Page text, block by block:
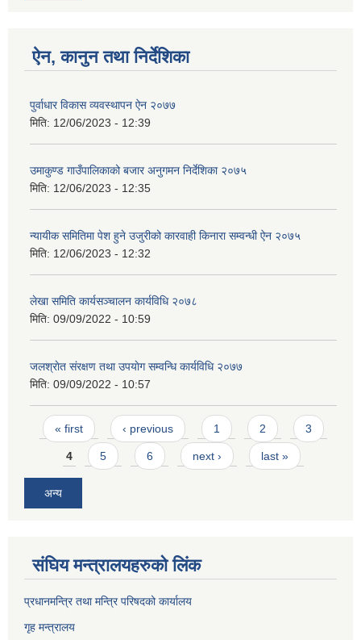
ऐन, कानुन तथा निर्देशिका
पुर्वाधार विकास व्यवस्थापन ऐन २०७७
मिति: 12/06/2023 - 12:39
उमाकुण्ड गाउँपालिकाको बजार अनुगमन निर्देशिका २०७५
मिति: 12/06/2023 - 12:35
न्यायीक समितिमा पेश हुने उजुरीको कारवाही किनारा सम्वन्धी ऐन २०७५
मिति: 12/06/2023 - 12:32
लेखा समिति कार्यसञ्चालन कार्यविधि २०७८
मिति: 09/09/2022 - 10:59
जलश्राेत संरक्षण तथा उपयाेग सम्वन्धि कार्यविधि २०७७
मिति: 09/09/2022 - 10:57
Pages
« first ‹ previous 1 2 3
4 5 6 next › last »
अन्य
संघिय मन्त्र‍ालयहरुको लिंक
प्रधानमन्त्रि तथा मन्त्रि परिषदको कार्यालय
गृह मन्त्रालय